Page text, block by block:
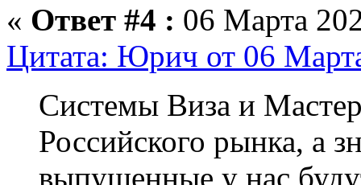
« Ответ #4 : 06 Марта
Цитата: Юрич от 06
Системы Виза и
Российского рынка, а
выпущенные у нас